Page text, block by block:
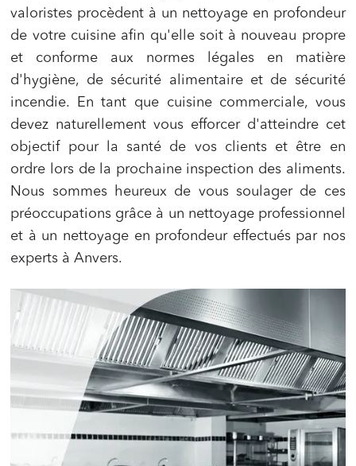
valoristes procèdent à un nettoyage en profondeur
de votre cuisine afin qu'elle soit à nouveau propre
et conforme aux normes légales en matière
d'hygiène, de sécurité alimentaire et de sécurité
incendie. En tant que cuisine commerciale, vous
devez naturellement vous efforcer d'atteindre cet
objectif pour la santé de vos clients et être en
ordre lors de la prochaine inspection des aliments.
Nous sommes heureux de vous soulager de ces
préoccupations grâce à un nettoyage professionnel
et à un nettoyage en profondeur effectués par nos
experts à Anvers.